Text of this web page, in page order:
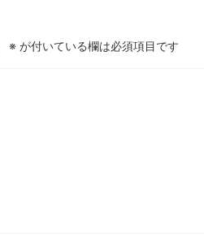
※ が付いている欄は必須項目です